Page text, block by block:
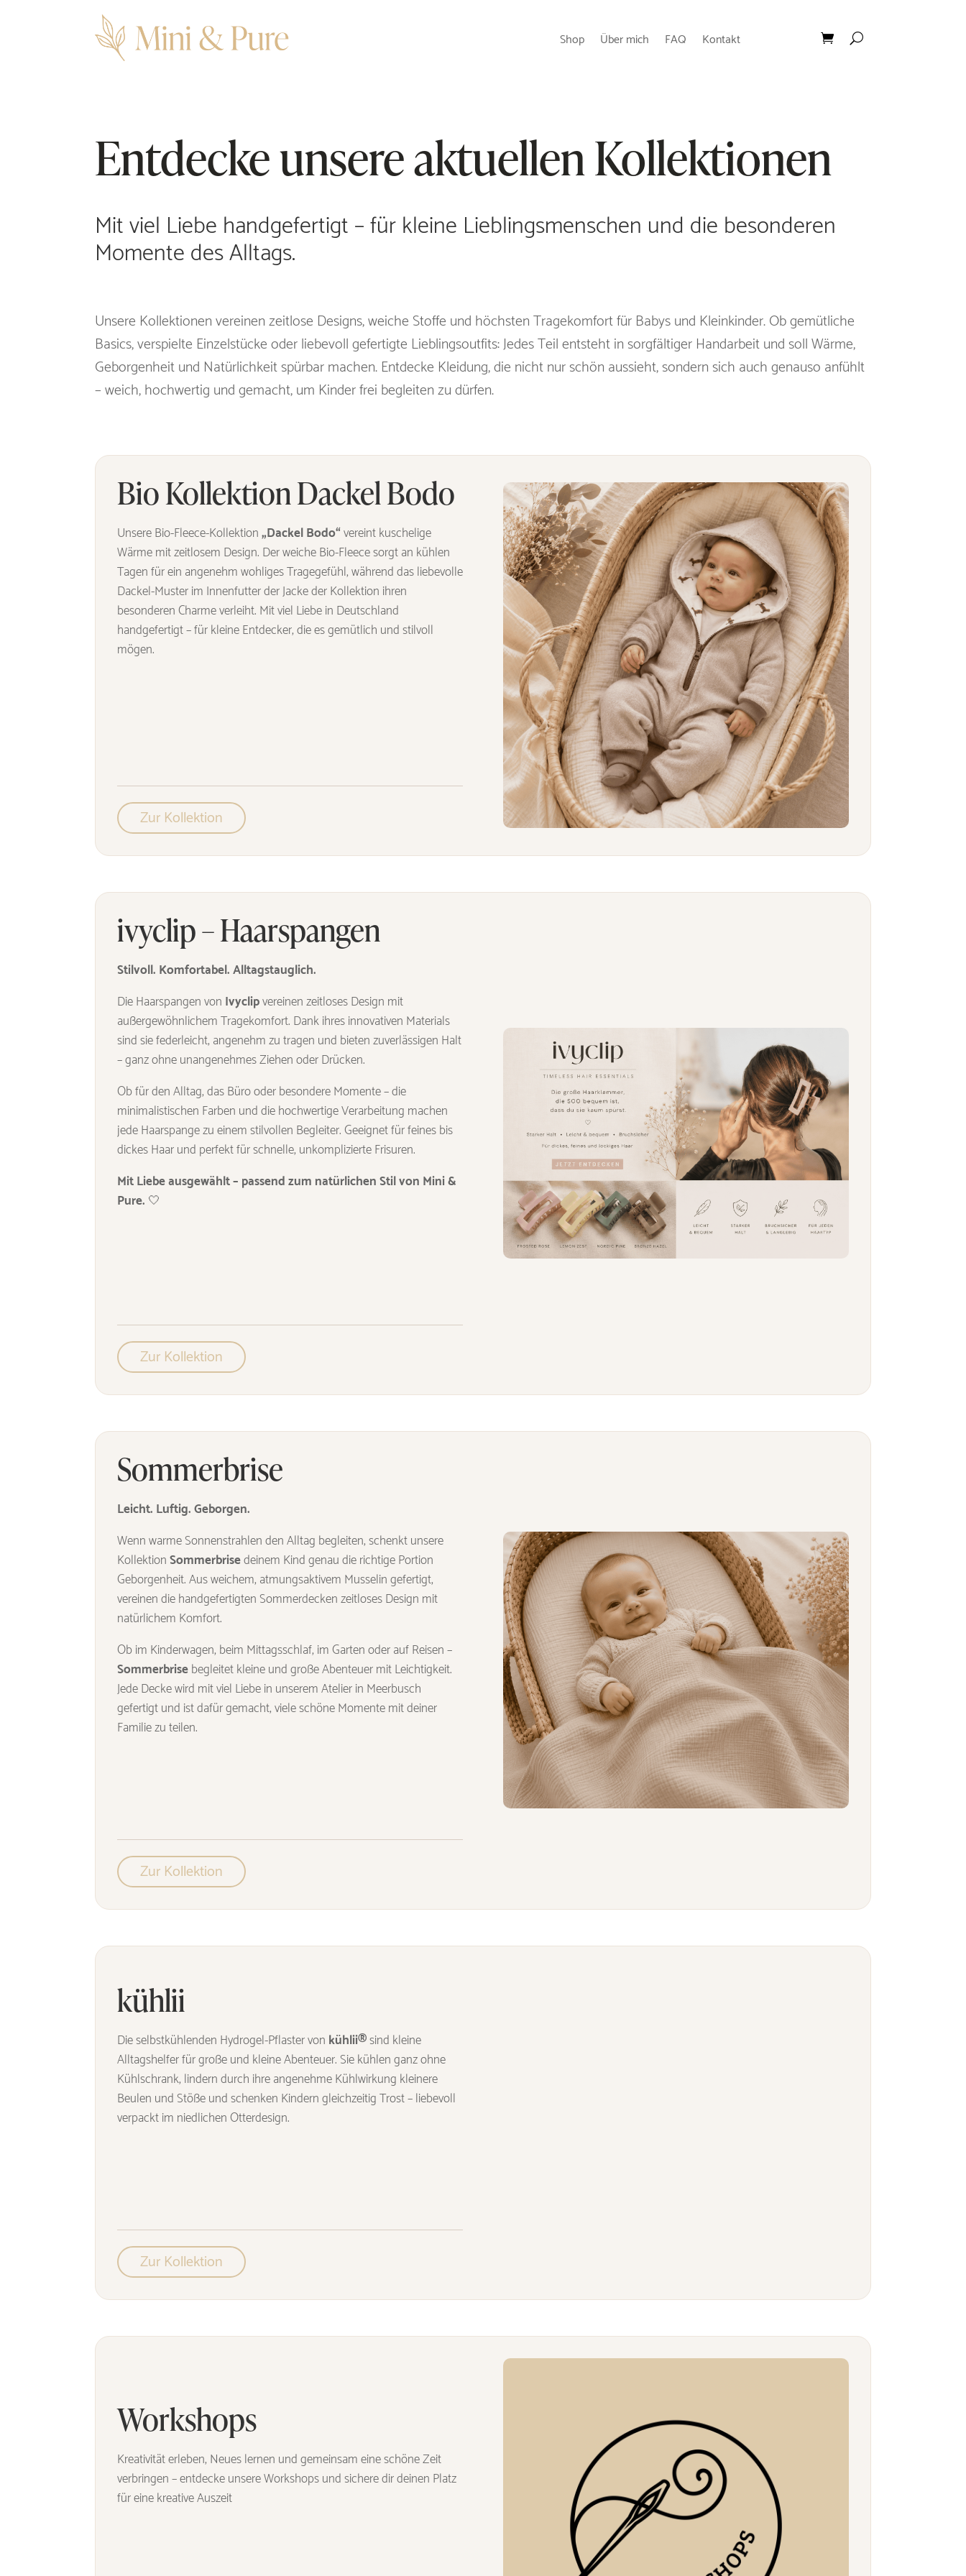
Shop Über mich FAQ Kontakt
Entdecke unsere aktuellen Kollektionen
Mit viel Liebe handgefertigt – für kleine Lieblingsmenschen und die besonderen
Momente des Alltags.
Unsere Kollektionen vereinen zeitlose Designs, weiche Stoffe und höchsten Tragekomfort für Babys und Kleinkinder. Ob gemütliche
Basics, verspielte Einzelstücke oder liebevoll gefertigte Lieblingsoutfits: Jedes Teil entsteht in sorgfältiger Handarbeit und soll Wärme,
Geborgenheit und Natürlichkeit spürbar machen. Entdecke Kleidung, die nicht nur schön aussieht, sondern sich auch genauso anfühlt
– weich, hochwertig und gemacht, um Kinder frei begleiten zu dürfen.
Bio Kollektion Dackel Bodo
Unsere Bio-Fleece-Kollektion„Dackel Bodo“vereint kuschelige
Wärme mit zeitlosem Design. Der weiche Bio-Fleece sorgt an kühlen
Tagen für ein angenehm wohliges Tragegefühl, während das liebevolle
Dackel-Muster im Innenfutter der Jacke der Kollektion ihren
besonderen Charme verleiht. Mit viel Liebe in Deutschland
handgefertigt – für kleine Entdecker, die es gemütlich und stilvoll
mögen.
Zur Kollektion
ivyclip – Haarspangen
Stilvoll. Komfortabel. Alltagstauglich.
Die Haarspangen von Ivyclipvereinen zeitloses Design mit
außergewöhnlichem Tragekomfort. Dank ihres innovativen Materials
sind sie federleicht, angenehm zu tragen und bieten zuverlässigen Halt
– ganz ohne unangenehmes Ziehen oder Drücken.
Ob für den Alltag, das Büro oder besondere Momente – die
minimalistischen Farben und die hochwertige Verarbeitung machen
jede Haarspange zu einem stilvollen Begleiter. Geeignet für feines bis
dickes Haar und perfekt für schnelle, unkomplizierte Frisuren.
Mit Liebe ausgewählt – passend zum natürlichen Stil von Mini &
Pure. 🤍
Zur Kollektion
Sommerbrise
Leicht. Luftig. Geborgen.
Wenn warme Sonnenstrahlen den Alltag begleiten, schenkt unsere
KollektionSommerbrisedeinem Kind genau die richtige Portion
Geborgenheit. Aus weichem, atmungsaktivem Musselin gefertigt,
vereinen die handgefertigten Sommerdecken zeitloses Design mit
natürlichem Komfort.
Ob im Kinderwagen, beim Mittagsschlaf, im Garten oder auf Reisen –
Sommerbrisebegleitet kleine und große Abenteuer mit Leichtigkeit.
Jede Decke wird mit viel Liebe in unserem Atelier in Meerbusch
gefertigt und ist dafür gemacht, viele schöne Momente mit deiner
Familie zu teilen.
Zur Kollektion
kühlii
Die selbstkühlenden Hydrogel-Pflaster von kühlii®sind kleine
Alltagshelfer für große und kleine Abenteuer. Sie kühlen ganz ohne
Kühlschrank, lindern durch ihre angenehme Kühlwirkung kleinere
Beulen und Stöße und schenken Kindern gleichzeitig Trost – liebevoll
verpackt im niedlichen Otterdesign.
Zur Kollektion
Workshops
Kreativität erleben, Neues lernen und gemeinsam eine schöne Zeit
verbringen – entdecke unsere Workshops und sichere dir deinen Platz
für eine kreative Auszeit